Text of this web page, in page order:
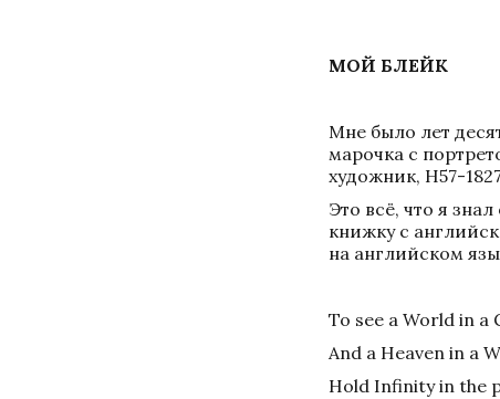
МОЙ БЛЕЙК
Мне было лет
марочка с
художник, H57-
Это всё, что я
книжку с
на английском
То see a World in a
And a Heaven in a
Hold Infinity in the